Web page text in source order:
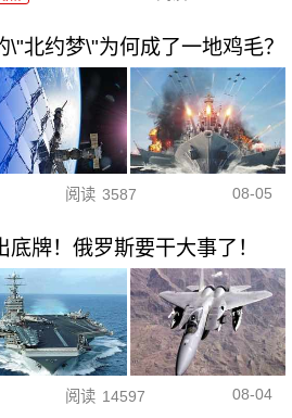
北约梦\"为何成了一地鸡毛？
阅读 3587 08-05
牌！俄罗斯要干大事了！
阅读 14597 08-04